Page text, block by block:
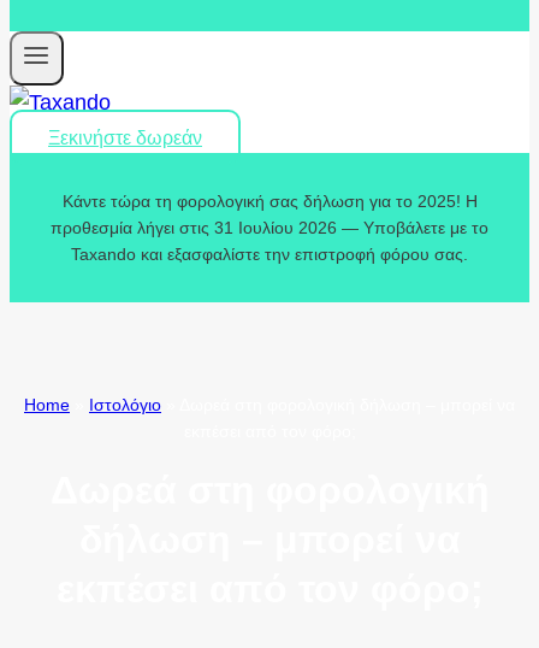
Ξεκινήστε δωρεάν
Κάντε τώρα τη φορολογική σας δήλωση για το 2025! Η
προθεσμία λήγει στις 31 Ιουλίου 2026 — Υποβάλετε με το
Taxando και εξασφαλίστε την επιστροφή φόρου σας.
Home Ιστολόγιο